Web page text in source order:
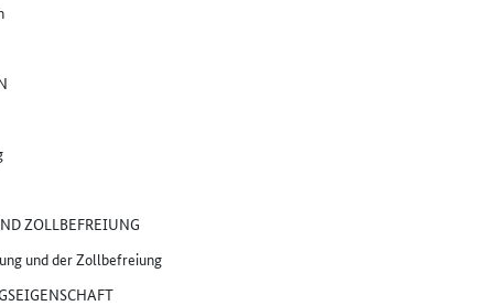
ZOLLBEFREIUNG
und der Zollbefreiung